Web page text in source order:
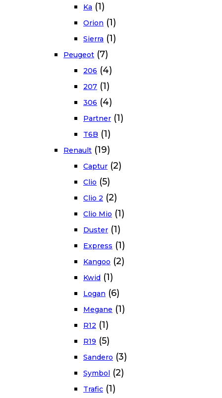
Ka (1)
Orion (1)
Sierra (1)
Peugeot (7)
206 (4)
207 (1)
306 (4)
Partner (1)
T6B (1)
Renault (19)
Captur (2)
Clio (5)
Clio 2 (2)
Clio Mio (1)
Duster (1)
Express (1)
Kangoo (2)
Kwid (1)
Logan (6)
Megane (1)
R12 (1)
R19 (5)
Sandero (3)
Symbol (2)
Trafic (1)